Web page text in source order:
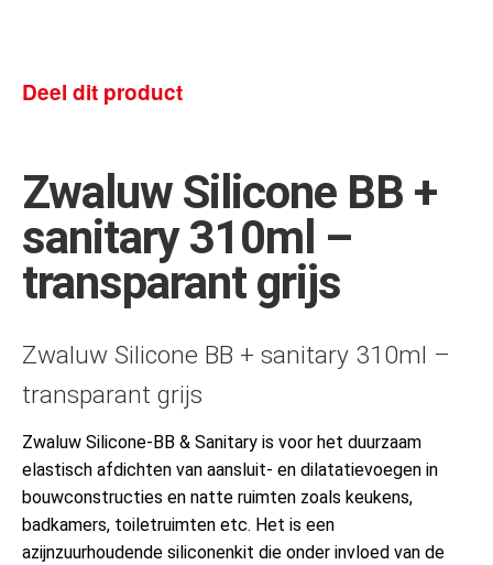
Deel dit product
Zwaluw Silicone BB +
sanitary 310ml –
transparant grijs
Zwaluw Silicone BB + sanitary 310ml –
transparant grijs
Zwaluw Silicone-BB & Sanitary is voor het duurzaam
elastisch afdichten van aansluit- en dilatatievoegen in
bouwconstructies en natte ruimten zoals keukens,
badkamers, toiletruimten etc. Het is een
azijnzuurhoudende siliconenkit die onder invloed van de